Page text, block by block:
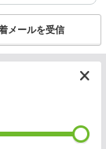
メールを受信